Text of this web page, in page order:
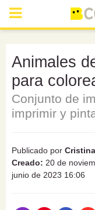
Animales
para
Conjunto de
imprimir y
Publicado por
Creado: 20 de
junio de 2023 16:06